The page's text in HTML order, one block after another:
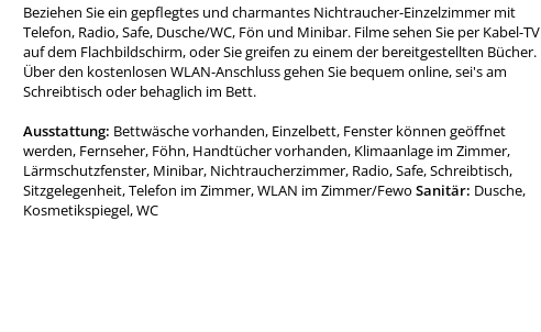
Beziehen Sie ein gepflegtes und charmantes Nichtraucher-Einzelzimmer mit
Telefon, Radio, Safe, Dusche/WC, Fön und Minibar. Filme sehen Sie per Kabel-TV
auf dem Flachbildschirm, oder Sie greifen zu einem der bereitgestellten Bücher.
Über den kostenlosen WLAN-Anschluss gehen Sie bequem online, sei's am
Schreibtisch oder behaglich im Bett.
Ausstattung: Bettwäsche vorhanden, Einzelbett, Fenster können geöffnet
werden, Fernseher, Föhn, Handtücher vorhanden, Klimaanlage im Zimmer,
Lärmschutzfenster, Minibar, Nichtraucherzimmer, Radio, Safe, Schreibtisch,
Sitzgelegenheit, Telefon im Zimmer, WLAN im Zimmer/Fewo Sanitär: Dusche,
Kosmetikspiegel, WC